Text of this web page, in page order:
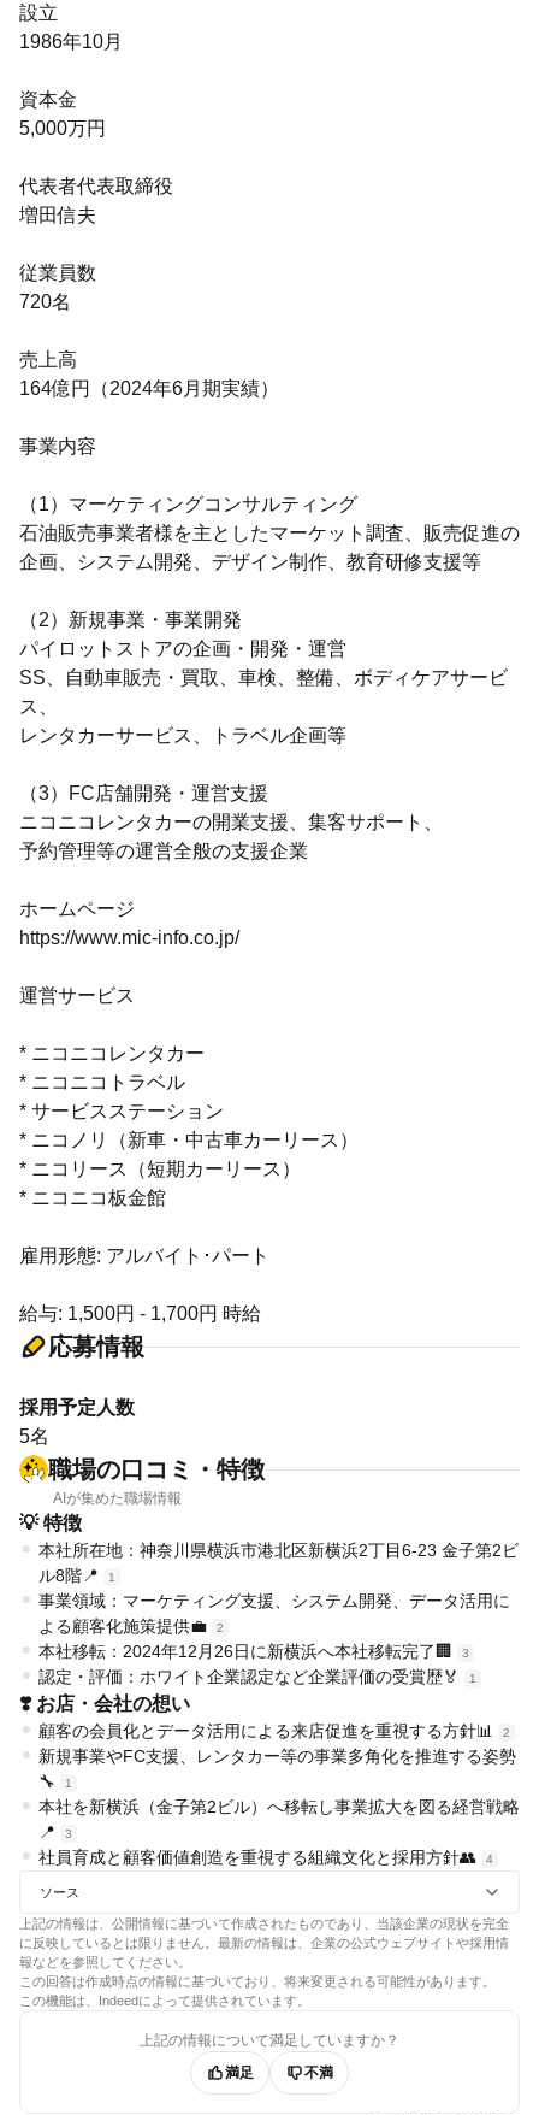
設立
1986年10月
資本金
5,000万円
代表者代表取締役
増田信夫
従業員数
720名
売上高
164億円（2024年6月期実績）
事業内容
（1）マーケティングコンサルティング
石油販売事業者様を主としたマーケット調査、販売促進の
企画、システム開発、デザイン制作、教育研修支援等
（2）新規事業・事業開発
パイロットストアの企画・開発・運営
SS、自動車販売・買取、車検、整備、ボディケアサービ
ス、
レンタカーサービス、トラベル企画等
（3）FC店舗開発・運営支援
ニコニコレンタカーの開業支援、集客サポート、
予約管理等の運営全般の支援企業
ホームページ
https://www.mic-info.co.jp/
運営サービス
* ニコニコレンタカー
* ニコニコトラベル
* サービスステーション
* ニコノリ（新車・中古車カーリース）
* ニコリース（短期カーリース）
* ニコニコ板金館
雇用形態: アルバイト･パート
給与: 1,500円 - 1,700円 時給
応募情報
採用予定人数
5名
職場の口コミ・特徴
AIが集めた職場情報
💡 特徴
本社所在地：神奈川県横浜市港北区新横浜2丁目6-23 金子第2ビ
ル8階📍
1
事業領域：マーケティング支援、システム開発、データ活用に
よる顧客化施策提供💼
2
本社移転：2024年12月26日に新横浜へ本社移転完了🏢 3
認定・評価：ホワイト企業認定など企業評価の受賞歴🏅 1
❣️ お店・会社の想い
顧客の会員化とデータ活用による来店促進を重視する方針📊 2
新規事業やFC支援、レンタカー等の事業多角化を推進する姿勢
🔧
1
本社を新横浜（金子第2ビル）へ移転し事業拡大を図る経営戦略
📍
3
社員育成と顧客価値創造を重視する組織文化と採用方針👥 4
ソース
上記の情報は、公開情報に基づいて作成されたものであり、当該企業の現状を完全
に反映しているとは限りません。最新の情報は、企業の公式ウェブサイトや採用情
報などを参照してください。
この回答は作成時点の情報に基づいており、将来変更される可能性があります。
この機能は、Indeedによって提供されています。
上記の情報について満足していますか？
満足
不満